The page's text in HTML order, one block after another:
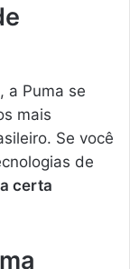
a Puma se
mais
Se você
de
certa